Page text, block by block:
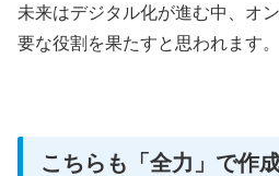
未来はデジタル化が進む中、オ
要な役割を果たすと思われます。
こちらも「全力」で作